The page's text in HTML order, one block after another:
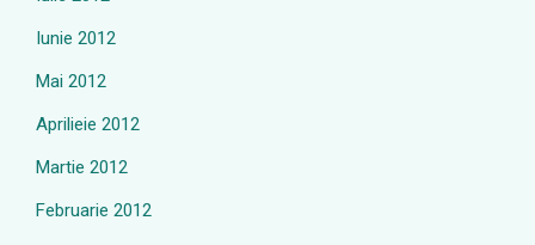
Iunie 2012
Mai 2012
Aprilieie 2012
Martie 2012
Februarie 2012